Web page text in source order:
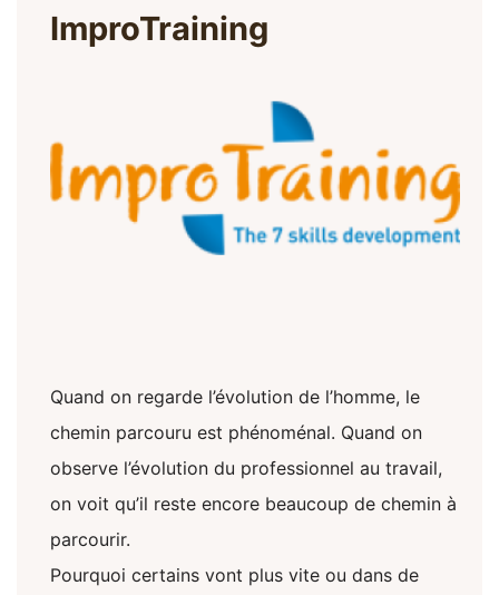
ImproTraining
Quand on regarde l’évolution de l’homme, le
chemin parcouru est phénoménal. Quand on
observe l’évolution du professionnel au travail,
on voit qu’il reste encore beaucoup de chemin à
parcourir.
Pourquoi certains vont plus vite ou dans de